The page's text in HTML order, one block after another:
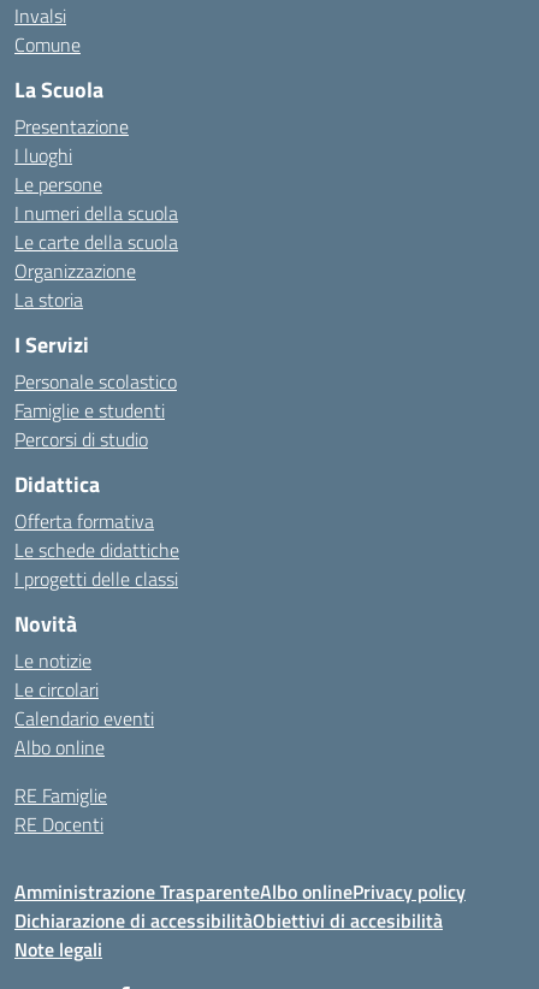
Invalsi
Comune
La Scuola
Presentazione
I luoghi
Le persone
I numeri della scuola
Le carte della scuola
Organizzazione
La storia
I Servizi
Personale scolastico
Famiglie e studenti
Percorsi di studio
Didattica
Offerta formativa
Le schede didattiche
I progetti delle classi
Novità
Le notizie
Le circolari
Calendario eventi
Albo online
RE Famiglie
RE Docenti
Amministrazione TrasparenteAlbo onlinePrivacy policy
Dichiarazione di accessibilitàObiettivi di accesibilità
Note legali